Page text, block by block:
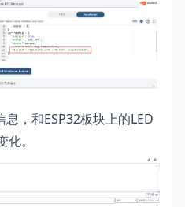
，和ESP32板块上的LED
。